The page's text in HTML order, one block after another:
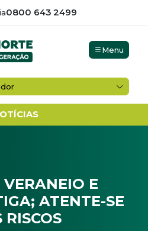
0800 643 2499
Menu
VERANEIO E
ATENTE-SE
RISCOS